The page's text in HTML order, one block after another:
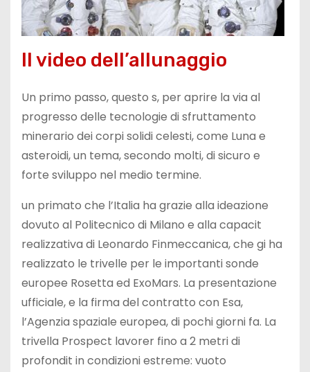
Il video dell’allunaggio
Un primo passo, questo s, per aprire la via al
progresso delle tecnologie di sfruttamento
minerario dei corpi solidi celesti, come Luna e
asteroidi, un tema, secondo molti, di sicuro e
forte sviluppo nel medio termine.
un primato che l’Italia ha grazie alla ideazione
dovuto al Politecnico di Milano e alla capacit
realizzativa di Leonardo Finmeccanica, che gi ha
realizzato le trivelle per le importanti sonde
europee Rosetta ed ExoMars. La presentazione
ufficiale, e la firma del contratto con Esa,
l’Agenzia spaziale europea, di pochi giorni fa. La
trivella Prospect lavorer fino a 2 metri di
profondit in condizioni estreme: vuoto